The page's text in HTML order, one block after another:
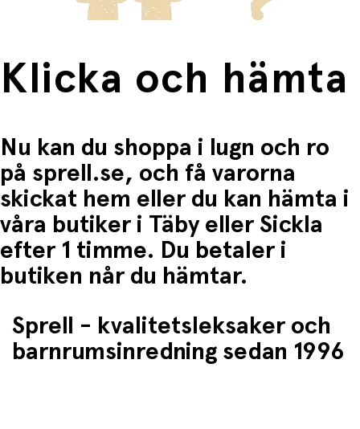
Klicka och hämta
Nu kan du shoppa i lugn och ro
på sprell.se, och få varorna
skickat hem eller du kan hämta i
våra butiker i Täby eller Sickla
efter 1 timme. Du betaler i
butiken når du hämtar.
Sprell - kvalitetsleksaker och
barnrumsinredning sedan 1996